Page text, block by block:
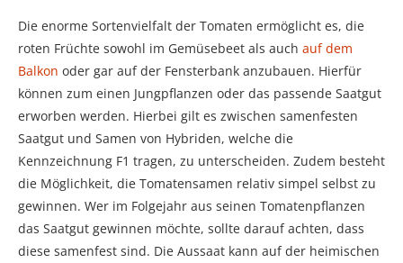
Die enorme Sortenvielfalt der Tomaten ermöglicht es, die
roten Früchte sowohl im Gemüsebeet als auch auf dem
Balkon oder gar auf der Fensterbank anzubauen. Hierfür
können zum einen Jungpflanzen oder das passende Saatgut
erworben werden. Hierbei gilt es zwischen samenfesten
Saatgut und Samen von Hybriden, welche die
Kennzeichnung F1 tragen, zu unterscheiden. Zudem besteht
die Möglichkeit, die Tomatensamen relativ simpel selbst zu
gewinnen. Wer im Folgejahr aus seinen Tomatenpflanzen
das Saatgut gewinnen möchte, sollte darauf achten, dass
diese samenfest sind. Die Aussaat kann auf der heimischen